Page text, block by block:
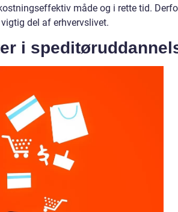
måde og i rette tid.
del af erhvervslivet.
i